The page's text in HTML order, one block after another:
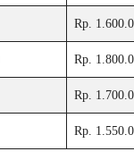
Rp.
Rp.
Rp.
Rp.